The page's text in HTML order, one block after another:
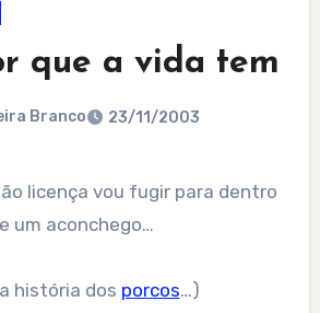
que a vida tem
Branco 23/11/2003
um aconchego…
história dos porcos…)